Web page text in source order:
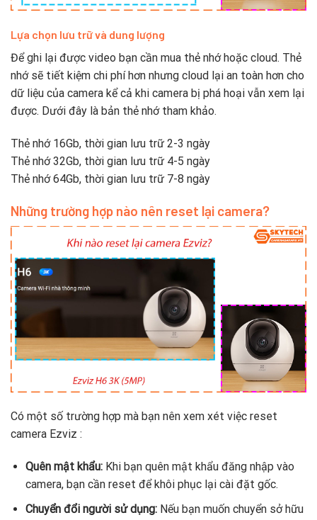
Lựa chọn lưu trữ và dung lượng
Để ghi lại được video bạn cần mua thẻ nhớ hoặc cloud. Thẻ
nhớ sẽ tiết kiệm chi phí hơn nhưng cloud lại an toàn hơn cho
dữ liệu của camera kể cả khi camera bị phá hoại vẫn xem lại
được. Dưới đây là bản thẻ nhớ tham khảo.
Thẻ nhớ 16Gb, thời gian lưu trữ 2-3 ngày
Thẻ nhớ 32Gb, thời gian lưu trữ 4-5 ngày
Thẻ nhớ 64Gb, thời gian lưu trữ 7-8 ngày
Những trường hợp nào nên reset lại camera?
Có một số trường hợp mà bạn nên xem xét việc reset
camera Ezviz :
Quên mật khẩu:Khi bạn quên mật khẩu đăng nhập vào
camera, bạn cần reset để khôi phục lại cài đặt gốc.
Chuyển đổi người sử dụng:Nếu bạn muốn chuyển sở hữu